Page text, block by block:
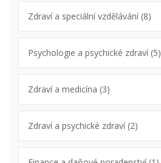
Zdraví a speciální vzdělávání(8)
Psychologie a psychické zdraví(5)
Zdraví a medicína (3)
Zdraví a psychické zdraví(2)